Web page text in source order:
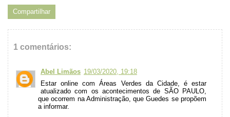
Compartilhar
1 comentários:
Abel Limãos 19/03/2020, 19:18
Estar online com Áreas Verdes da Cidade, é estar
atualizado com os acontecimentos de SÃO PAULO,
que ocorrem na Administração, que Guedes se propõem
a informar.